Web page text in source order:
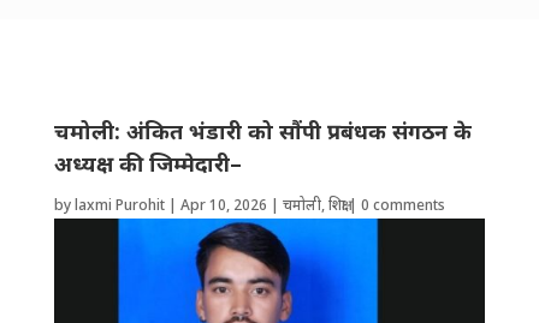
चमोली: अंकित भंडारी को सौंपी प्रबंधक संगठन के
अध्यक्ष की जिम्मेदारी–
bylaxmi Purohit| Apr 10, 2026 | चमोली,शिक्षा| 0 comments